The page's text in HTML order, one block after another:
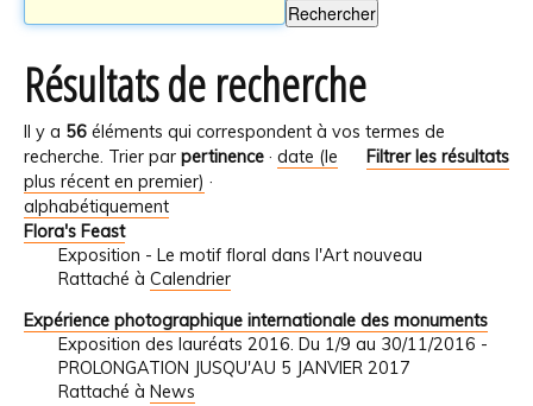
Résultats de recherche
Il y a 56 éléments qui correspondent à vos termes de
recherche.
Filtrer les résultats
Trier par pertinence · date (le
plus récent en premier) ·
alphabétiquement
Flora's Feast
Exposition - Le motif floral dans l'Art nouveau
Rattaché à Calendrier
Expérience photographique internationale des monuments
Exposition des lauréats 2016. Du 1/9 au 30/11/2016 -
PROLONGATION JUSQU'AU 5 JANVIER 2017
Rattaché à News